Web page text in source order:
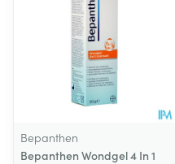
Bepanthen
Bepanthen Wondgel 4 In 1